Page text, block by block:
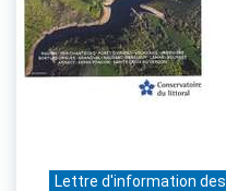
Lettre d'information des